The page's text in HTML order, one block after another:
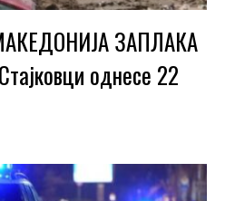
ЗАПЛАКА
однесе 22